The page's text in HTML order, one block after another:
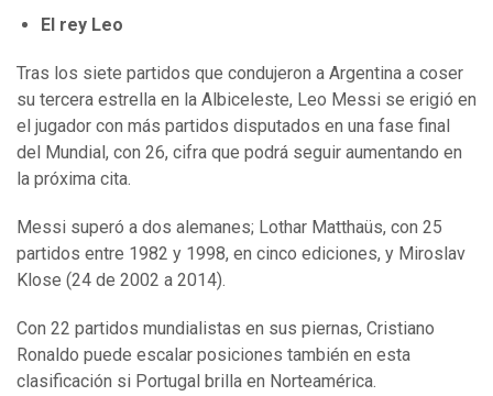
El rey Leo
Tras los siete partidos que condujeron a Argentina a coser
su tercera estrella en la Albiceleste, Leo Messi se erigió en
el jugador con más partidos disputados en una fase final
del Mundial, con 26, cifra que podrá seguir aumentando en
la próxima cita.
Messi superó a dos alemanes; Lothar Matthaüs, con 25
partidos entre 1982 y 1998, en cinco ediciones, y Miroslav
Klose (24 de 2002 a 2014).
Con 22 partidos mundialistas en sus piernas, Cristiano
Ronaldo puede escalar posiciones también en esta
clasificación si Portugal brilla en Norteamérica.